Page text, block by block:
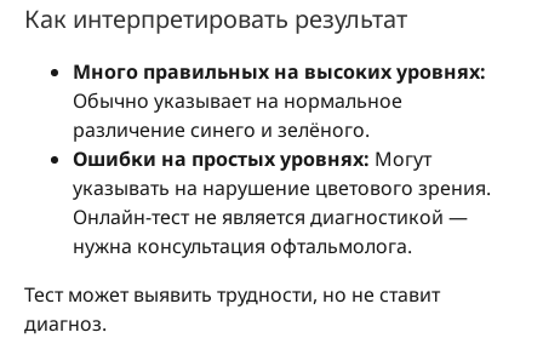
Как интерпретировать результат
Много правильных на высоких уровнях:
Обычно указывает на нормальное
различение синего и зелёного.
Ошибки на простых уровнях: Могут
указывать на нарушение цветового зрения.
Онлайн-тест не является диагностикой —
нужна консультация офтальмолога.
Тест может выявить трудности, но не ставит
диагноз.